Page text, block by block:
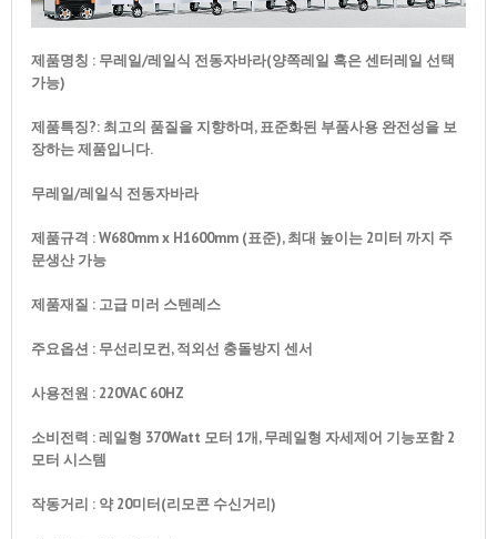
제품명칭 : 무레일/레일식 전동자바라(양쪽레일 혹은 센터레일 선택
가능)
제품특징?: 최고의 품질을 지향하며, 표준화된 부품사용 완전성을 보
장하는 제품입니다.
무레일/레일식 전동자바라
제품규격 : W680mm x H1600mm (표준), 최대 높이는 2미터 까지 주
문생산 가능
제품재질 : 고급 미러 스텐레스
주요옵션 : 무선리모컨, 적외선 충돌방지 센서
사용전원 : 220VAC 60HZ
소비전력 : 레일형 370Watt 모터 1개, 무레일형 자세제어 기능포함 2
모터 시스템
작동거리 : 약 20미터(리모콘 수신거리)